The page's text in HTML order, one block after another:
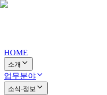
HOME
소개
업무분야
소식·정보